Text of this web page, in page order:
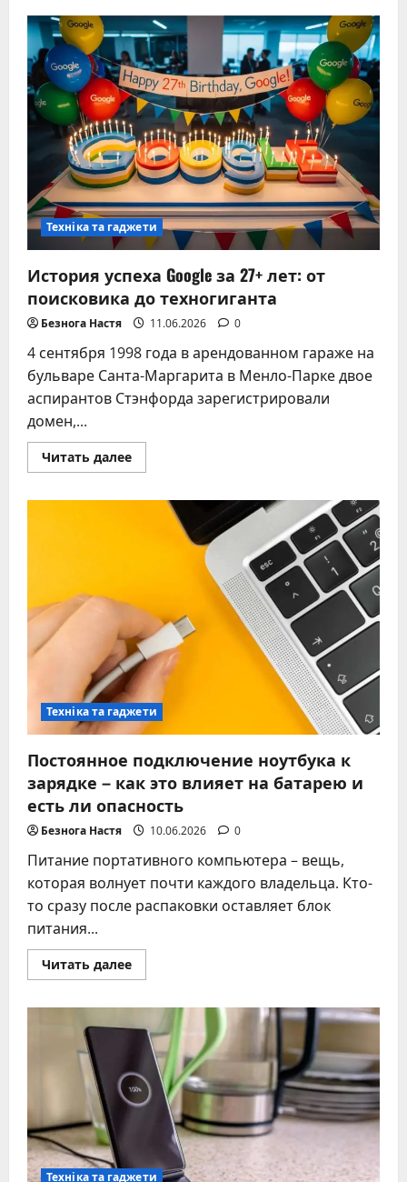
737:
как
он
стал
самым
популярным
узкофюзеляжным
самолётом
Техніка та гаджети
История успеха Google за 27+ лет: от
поисковика до техногиганта
Безнога Настя 11.06.2026 0
4 сентября 1998 года в арендованном гараже на
бульваре Санта-Маргарита в Менло-Парке двое
аспирантов Стэнфорда зарегистрировали
домен,...
Читать далееПрочитать
больше
успеха
Google
техногиганта
Техніка та гаджети
Постоянное подключение ноутбука к
зарядке – как это влияет на батарею и
есть ли опасность
Безнога Настя 10.06.2026 0
Питание портативного компьютера – вещь,
которая волнует почти каждого владельца. Кто-
то сразу после распаковки оставляет блок
питания...
Читать далееПрочитать
больше
подключение
ноутбука
зарядке
как
это
влияет
батарею
ли
Техніка та гаджети